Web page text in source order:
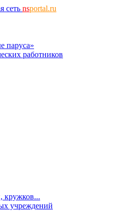
сеть nsportal.ru
паруса»
работников
кружков...
учреждений